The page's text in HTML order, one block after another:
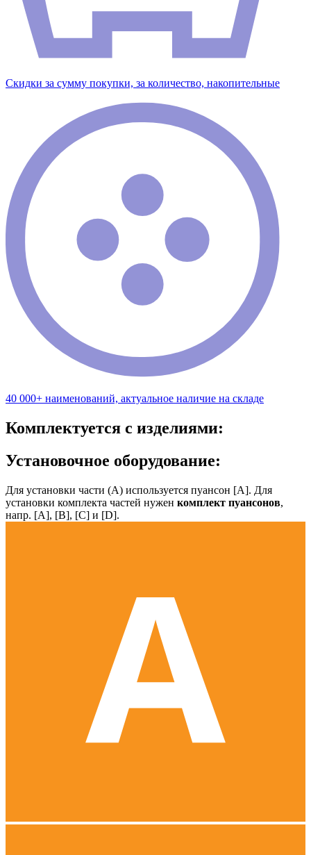
Скидки за сумму покупки, за количество, накопительные
40 000+ наименований, актуальное наличие на складе
Комплектуется с изделиями:
Установочное оборудование:
Для установки части (А) используется пуансон [А]. Для
установки комплекта частей нужен комплект пуансонов,
напр. [А], [B], [С] и [D].